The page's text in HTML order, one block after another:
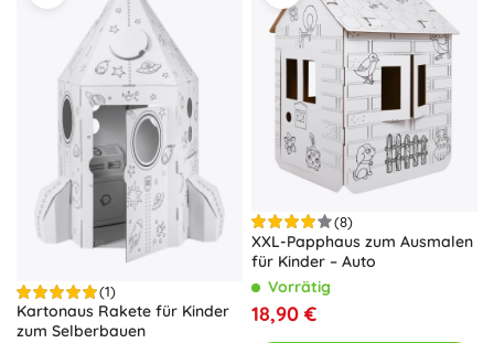
(1)
Kartonaus Rakete für Kinder
zum Selberbauen
(8)
XXL-Papphaus zum Ausmalen
für Kinder – Auto
Vorrätig
18,90 €